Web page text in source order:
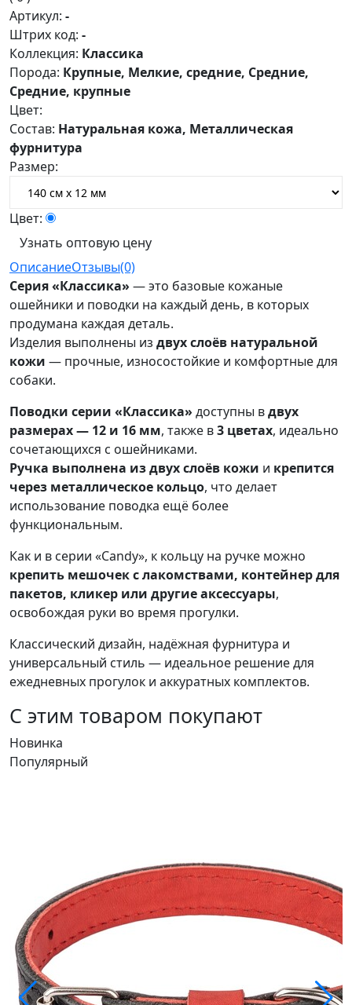
Артикул: -
Штрих код: -
Коллекция: Классика
Порода: Крупные, Мелкие, средние, Средние,
Средние, крупные
Цвет:
Состав: Натуральная кожа, Металлическая
фурнитура
Размер:
Цвет:
Узнать оптовую цену
ОписаниеОтзывы(0)
Серия «Классика» — это базовые кожаные
ошейники и поводки на каждый день, в которых
продумана каждая деталь.
Изделия выполнены из двух слоёв натуральной
кожи — прочные, износостойкие и комфортные для
собаки.
Поводки серии «Классика» доступны вдвух
размерах — 12 и 16 мм, также в3 цветах, идеально
сочетающихся с ошейниками.
Ручка выполнена из двух слоёв кожи и крепится
через металлическое кольцо, что делает
использование поводка ещё более
функциональным.
Как и в серии «Candy», к кольцу на ручке можно
крепить мешочек с лакомствами, контейнер для
пакетов, кликер или другие аксессуары,
освобождая руки во время прогулки.
Классический дизайн, надёжная фурнитура и
универсальный стиль — идеальное решение для
ежедневных прогулок и аккуратных комплектов.
С этим товаром покупают
Новинка
Популярный